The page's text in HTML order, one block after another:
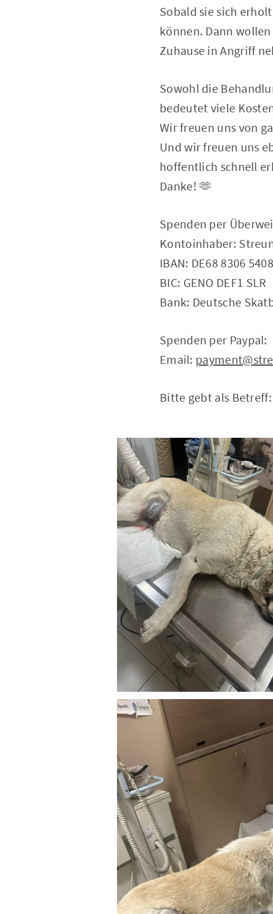
Sobald sie sich
können. Dann
Zuhause in Angriff
Sowohl die
bedeutet viele
Wir freuen uns von
Und wir freuen uns
hoffentlich schnell
Danke! 🫶
Spenden per
Kontoinhaber:
IBAN: DE68 8306
BIC: GENO DEF1 SLR
Bank: Deutsche
Spenden per Paypal:
Email:
Bitte gebt als